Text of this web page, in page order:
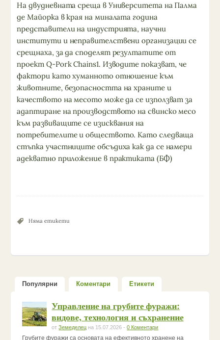
На двудневната среща в Универси­тета на Палма
де Майорка в края на миналата година
представители на индустрията, научни
институти и не­правителствени организации се
срещнаха, за да споделят резултати­те от
проект Q-Pork Chains1. Изводи­те показват, че
фактори като хуман­ното отношение към
животните, без­опасността на храните и
качеството на месото може да се използват за
адаптиране на производството на свинско месо
към развиващите се из­исквания на
потребителите и обще­ството. Като следваща
стъпка учас­тниците обсъдиха как да се намери
адекватно приложение в практика­та (БФ)
Няма етикети
Популярни Коментари Етикети
Управление на грубите фуражи:
видове, технология и съхранение
отЗемеделец на 15.07.2026 -0 Коментари
Грубите фуражи са основата на ефективното хранене на